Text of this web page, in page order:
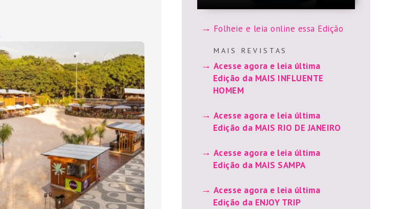
Folheie e leia online essa Edição
M A I S R E V I S T A S
Acesse agora e leia última
Edição da MAIS INFLUENTE
HOMEM
Acesse agora e leia última
Edição da MAIS RIO DE JANEIRO
Acesse agora e leia última
Edição da MAIS SAMPA
Acesse agora e leia última
Edição da ENJOY TRIP